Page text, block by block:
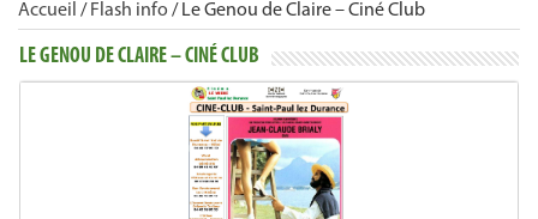
Accueil / Flash info / Le Genou de Claire – Ciné Club
LE GENOU DE CLAIRE – CINÉ CLUB